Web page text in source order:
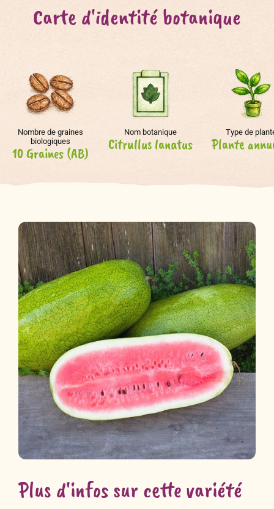
Carte d'identité botanique
Nombre de graines
biologiques
10 Graines (AB)
Nom botanique
Citrullus lanatus
Type de
Plante
Plus d'infos sur cette variété